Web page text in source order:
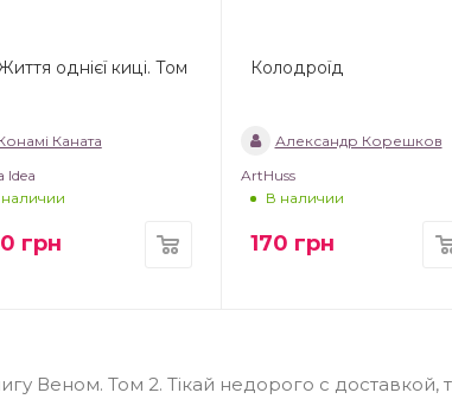
однієї киці. Том
Каната
Idea
грн
Колодроїд
Александр Корешков
ArtHuss
В наличии
170 грн
Веном. Том 2. Тікай недорого с